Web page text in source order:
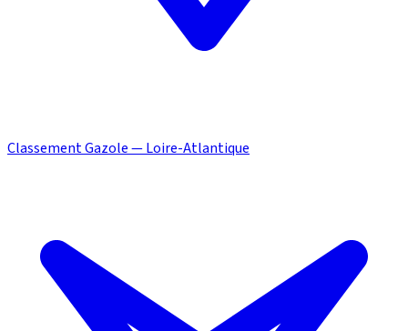
Classement Gazole — Loire-Atlantique